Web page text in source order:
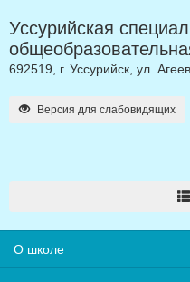
Уссурийская
692519, г. Уссурийск, ул.
Версия для слабовидящих
О школе